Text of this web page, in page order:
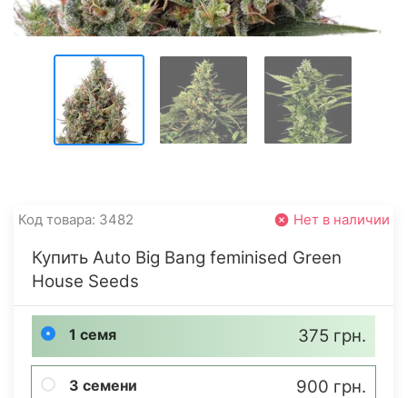
Код товара: 3482 Нет в наличии
Купить Auto Big Bang feminised Green
House Seeds
1 семя 375 грн.
3 семени 900 грн.